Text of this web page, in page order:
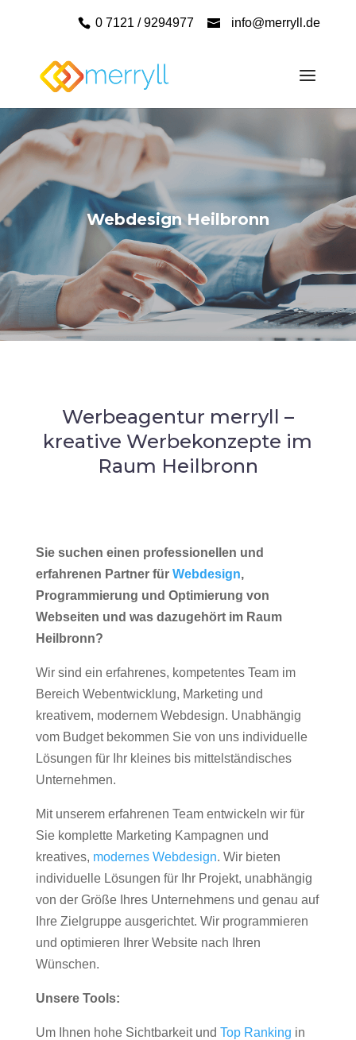
0 7121 / 9294977 info@merryll.de
Webdesign Heilbronn
Werbeagentur merryll –
kreative Werbekonzepte im
Raum Heilbronn
Sie suchen einen professionellen und
erfahrenen Partner für Webdesign,
Programmierung und Optimierung von
Webseiten und was dazugehört im Raum
Heilbronn?
Wir sind ein erfahrenes, kompetentes Team im
Bereich Webentwicklung, Marketing und
kreativem, modernem Webdesign. Unabhängig
vom Budget bekommen Sie von uns individuelle
Lösungen für Ihr kleines bis mittelständisches
Unternehmen.
Mit unserem erfahrenen Team entwickeln wir für
Sie komplette Marketing Kampagnen und
kreatives, modernes Webdesign. Wir bieten
individuelle Lösungen für Ihr Projekt, unabhängig
von der Größe Ihres Unternehmens und genau auf
Ihre Zielgruppe ausgerichtet. Wir programmieren
und optimieren Ihrer Website nach Ihren
Wünschen.
Unsere Tools:
Um Ihnen hohe Sichtbarkeit und Top Ranking in